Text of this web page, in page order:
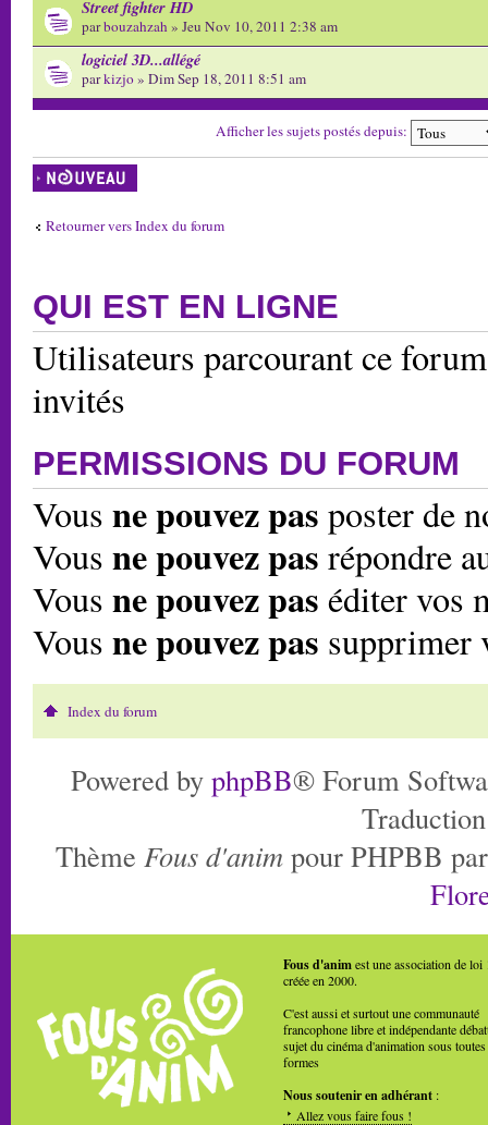
Street fighter HD
parbouzahzah» Jeu Nov 10, 2011 2:38 am
logiciel 3D...allégé
parkizjo» Dim Sep 18, 2011 8:51 am
Afficher les sujets postés depuis:
Écrire un nouveau
sujet
Retourner vers Index du forum
QUI EST EN LIGNE
Utilisateurs parcourant ce
invités
PERMISSIONS DU FORUM
Vous ne pouvez pas poster de
Vous ne pouvez pas répondre
Vous ne pouvez pas éditer vos
Vous ne pouvez pas supprimer
Index du forum
Powered by phpBB® Forum
Thème Fous d'anim pour PHPBB
Fous d'animest une association de loi
créée en 2000.
C'est aussi et surtout une communauté
francophone libre et indépendante
sujet du cinéma d'animation sous toutes
formes
Nous soutenir en adhérant :
Allez vous faire fous !